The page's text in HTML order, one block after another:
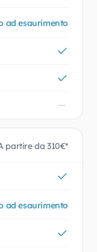
ad esaurimento
partire da 310€*
ad esaurimento